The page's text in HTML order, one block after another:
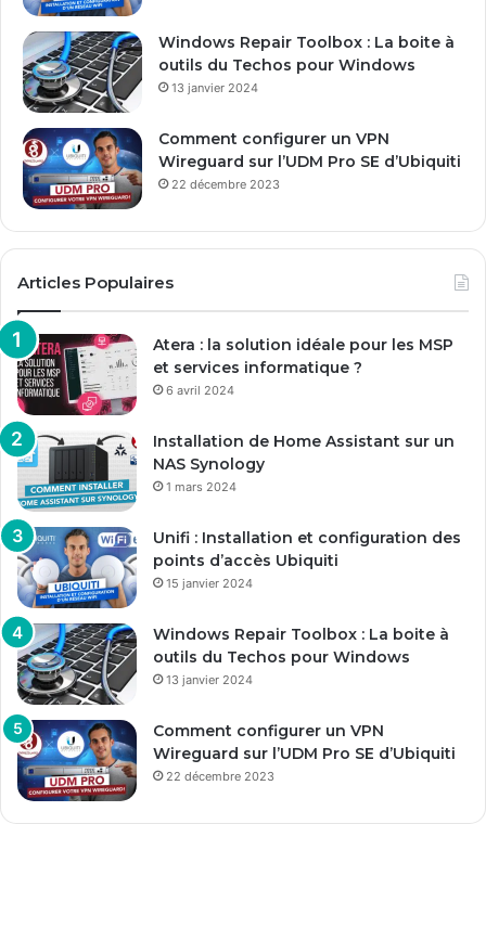
Windows Repair Toolbox : La boite à
outils du Techos pour Windows
13 janvier 2024
Comment configurer un VPN
Wireguard sur l’UDM Pro SE d’Ubiquiti
22 décembre 2023
Articles Populaires
Atera : la solution idéale pour les MSP
et services informatique ?
6 avril 2024
Installation de Home Assistant sur un
NAS Synology
1 mars 2024
Unifi : Installation et configuration des
points d’accès Ubiquiti
15 janvier 2024
Windows Repair Toolbox : La boite à
outils du Techos pour Windows
13 janvier 2024
Comment configurer un VPN
Wireguard sur l’UDM Pro SE d’Ubiquiti
22 décembre 2023